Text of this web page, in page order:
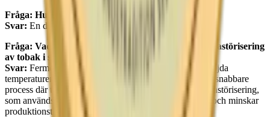
Fråga: Hur mycket väger en dosa Ettan Lös?
Svar: En dosa Ettan Lös väger 42 gram.
Fråga: Vad är skillnaden mellan fermentering och pastörisering
av tobak i snustillverkning?
Svar: Fermentering innebär att tobaken lagras vid förhöjda
temperaturer i flera månader, medan pastörisering är en snabbare
process där tobaken värms upp för att döda bakterier. Pastörisering,
som används i tillverkningen av Ettan, förbättrar smak och minskar
produktionstiden till en vecka.